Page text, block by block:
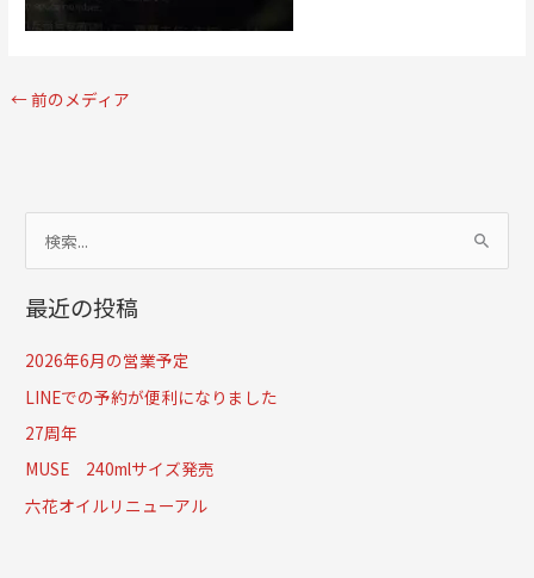
←前のメディア
索
対
:
最近の投稿
2026年6月の営業予定
LINEでの予約が便利になりました
27周年
MUSE 240mlサイズ発売
六花オイルリニューアル